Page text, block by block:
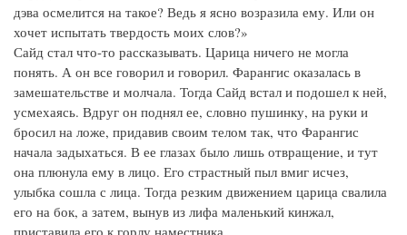
дэва осмелится на такое? Ведь я ясно возразила ему. Или он
хочет испытать твердость моих слов?»
Сайд стал что-то рассказывать. Царица ничего не могла
понять. А он все говорил и говорил. Фарангис оказалась в
замешательстве и молчала. Тогда Сайд встал и подошел к ней,
усмехаясь. Вдруг он поднял ее, словно пушинку, на руки и
бросил на ложе, придавив своим телом так, что Фарангис
начала задыхаться. В ее глазах было лишь отвращение, и тут
она плюнула ему в лицо. Его страстный пыл вмиг исчез,
улыбка сошла с лица. Тогда резким движением царица свалила
его на бок, а затем, вынув из лифа маленький кинжал,
приставила его к горлу наместника.